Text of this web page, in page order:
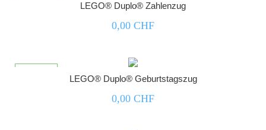
LEGO® Duplo® Zahlenzug
0,00 CHF
LEGO® Duplo® Geburtstagszug
0,00 CHF